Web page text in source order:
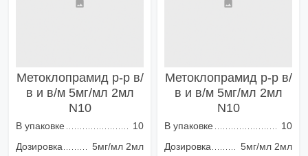
Метоклопрамид р-р в/
в и в/м 5мг/мл 2мл
N10
В упаковке
10
Дозировка
5мг/мл 2мл
Метоклопрамид р-р в/
в и в/м 5мг/мл 2мл
N10
В упаковке
10
Дозировка
5мг/мл 2мл